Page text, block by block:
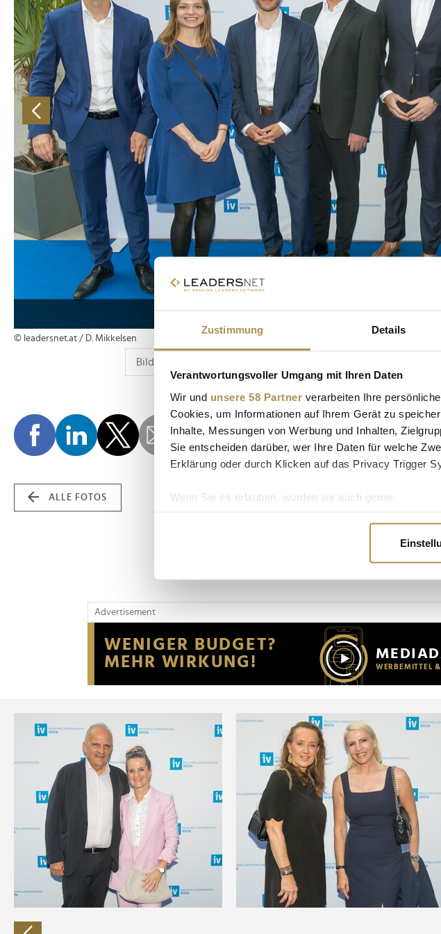
Zustimmung Details
Verantwortungsvoller Umgang mit Ihren Daten
Wir und unsere 58 Partner verarbeiten Ihre
Cookies, um Informationen auf Ihrem Gerät zu
Inhalte, Messungen von Werbung und Inhalten,
Sie entscheiden darüber, wer Ihre Daten für welche
Erklärung oder durch Klicken auf das Privacy Trigger
Wenn Sie es erlauben, würden wir auch gerne:
Erfahren Sie mehr darüber, wie Ihre persönlichen
Wir verwenden Cookies, um Inhalte und Anzeigen zu
Website an unsere Partner für soziale Medien,
möglicherweise mit weiteren Daten zusammen, die Sie
der Dienste gesammelt haben.
© leadersnet.at / D. Mikkelsen
ALLE FOTOS
Advertisement